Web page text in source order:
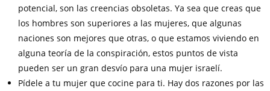
potencial, son las creencias obsoletas. Ya sea que creas que
los hombres son superiores a las mujeres, que algunas
naciones son mejores que otras, o que estamos viviendo en
alguna teoría de la conspiración, estos puntos de vista
pueden ser un gran desvío para una mujer israelí.
Pídele a tu mujer que cocine para ti. Hay dos razones por las